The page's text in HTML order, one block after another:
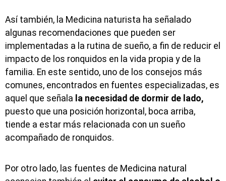
Así también, la Medicina naturista ha señalado
algunas recomendaciones que pueden ser
implementadas a la rutina de sueño, a fin de reducir el
impacto de los ronquidos en la vida propia y de la
familia. En este sentido, uno de los consejos más
comunes, encontrados en fuentes especializadas, es
aquel que señala la necesidad de dormir de lado,
puesto que una posición horizontal, boca arriba,
tiende a estar más relacionada con un sueño
acompañado de ronquidos.
Por otro lado, las fuentes de Medicina natural